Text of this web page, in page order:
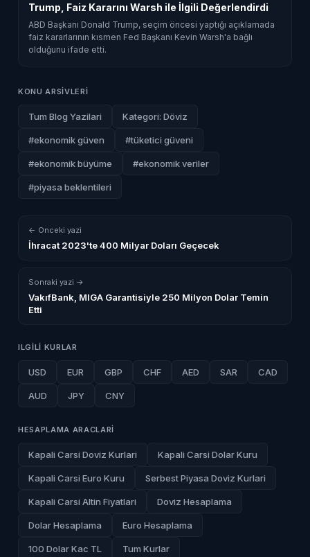
Trump, Faiz Kararını Warsh ile İlgili Değerlendirdi
ABD Başkanı Donald Trump, seçim öncesi yaptığı açıklamada
faiz kararlarının kısmen Fed Başkanı Kevin Warsh'a bağlı
olduğunu ifade etti.
KONU ARSIVLERI
Tum Blog Yazilari Kategori: Döviz
#ekonomik güven #tüketici güveni
#ekonomik büyüme #ekonomik veriler
#piyasa beklentileri
← Onceki yazi
İhracat 2023'te 400 Milyar Doları Geçecek
Sonraki yazi →
VakıfBank, MIGA Garantisiyle 250 Milyon Dolar Temin
Etti
ILGILI KURLAR
USD EUR GBP CHF AED SAR CAD
AUD JPY CNY
HESAPLAMA ARACLARI
Kapali Carsi Doviz Kurlari Kapali Carsi Dolar Kuru
Kapali Carsi Euro Kuru Serbest Piyasa Doviz Kurlari
Kapali Carsi Altin Fiyatlari Doviz Hesaplama
Dolar Hesaplama Euro Hesaplama
100 Dolar Kac TL Tum Kurlar